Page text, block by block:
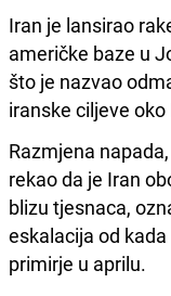
Iran je lansirao
američke baze u
što je nazvao
iranske ciljeve
Razmjena
rekao da je Iran
blizu tjesnaca,
eskalacija od
primirje u aprilu.